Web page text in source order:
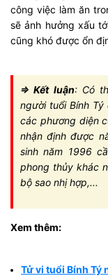
công việc làm ăn
sẽ ảnh hưởng xấu
cũng khó được ổn
=> Kết luận: Có
người tuổi Bính
các phương diện
nhận định được
sinh năm 1996
phong thủy khác
bộ sao nhị hợp,...
Xem thêm:
Tử vi tuổi Bính Tý